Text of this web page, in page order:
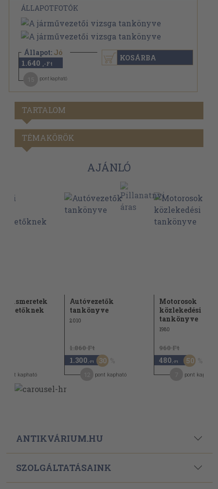
ÁLLAPOTFOTÓK
Állapot: Jó
1.640 ,-Ft
pont kapható
KOSÁRBA
TARTALOM
TÉMAKÖRÖK
AJÁNLÓ
ismeretek
pont kapható
Autóvezetők
tankönyve
2010
1.860 Ft
1.300 ,-Ft 30
pont kapható
Motorosok
közlekedési
tankönyve
1980
960 Ft
480 ,-Ft 50
pont kapható
ANTIKVÁRIUM.HU
SZOLGÁLTATÁSAINK